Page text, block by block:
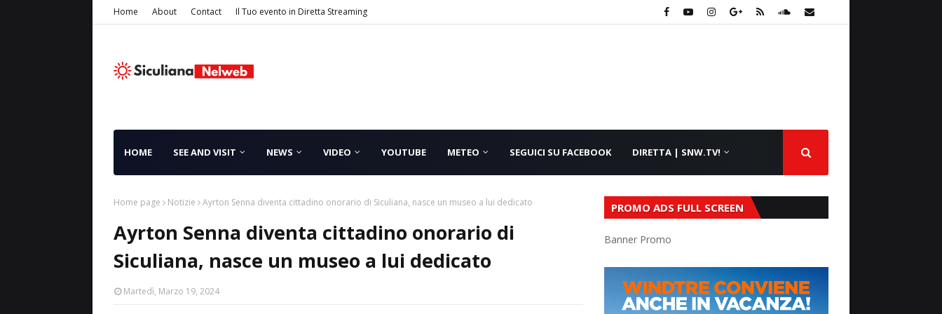
Home About Contact Il Tuo evento in Diretta Streaming
HOME SEE AND VISIT NEWS VIDEO YOUTUBE METEO SEGUICI SU FACEBOOK DIRETTA | SNW.TV!
Home page Notizie Ayrton Senna diventa cittadino onorario di Siculiana, nasce un museo a lui dedicato
Ayrton Senna diventa cittadino onorario di
Siculiana, nasce un museo a lui dedicato
Martedì, Marzo 19, 2024
PROMO ADS FULL SCREEN
Banner Promo